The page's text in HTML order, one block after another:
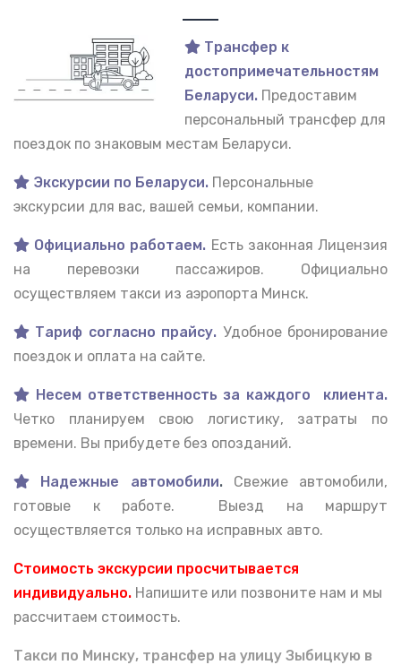
Трансфер к
достопримечательностям
Беларуси. Предоставим
персональный трансфер для
поездок по знаковым местам Беларуси.
Экскурсии по Беларуси. Персональные
экскурсии для вас, вашей семьи, компании.
Официально работаем. Есть законная Лицензия
на перевозки пассажиров. Официально
осуществляем такси из аэропорта Минск.
Тариф согласно прайсу. Удобное бронирование
поездок и оплата на сайте.
Несем ответственность за каждого клиента.
Четко планируем свою логистику, затраты по
времени. Вы прибудете без опозданий.
Надежные автомобили. Свежие автомобили,
готовые к работе. Выезд на маршрут
осуществляется только на исправных авто.
Стоимость экскурсии просчитывается
индивидуально. Напишите или позвоните нам и мы
рассчитаем стоимость.
Такси по Минску, трансфер на улицу Зыбицкую в